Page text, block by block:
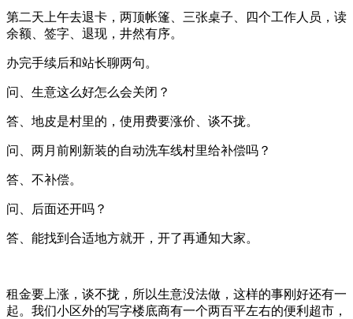
第二天上午去退卡，两顶帐篷、三张桌子、四个工作人员，读
余额、签字、退现，井然有序。
办完手续后和站长聊两句。
问、生意这么好怎么会关闭？
答、地皮是村里的，使用费要涨价、谈不拢。
问、两月前刚新装的自动洗车线村里给补偿吗？
答、不补偿。
问、后面还开吗？
答、能找到合适地方就开，开了再通知大家。
租金要上涨，谈不拢，所以生意没法做，这样的事刚好还有一
起。我们小区外的写字楼底商有一个两百平左右的便利超市，